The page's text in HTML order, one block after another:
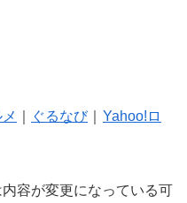
ぐるなび｜ Yahoo!ロ
容が変更になっている可